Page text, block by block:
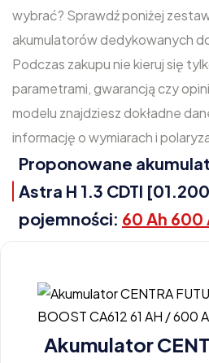
wybrać? Sprawdź poniżej
akumulatorów dedykowanych
Podczas zakupu nie kieruj się
parametrami, gwarancją czy
modelu znajdziesz dokładne
informację o wymiarach i
Proponowane
Astra H 1.3 CDTI
pojemności: 60 Ah 600
Akumulator